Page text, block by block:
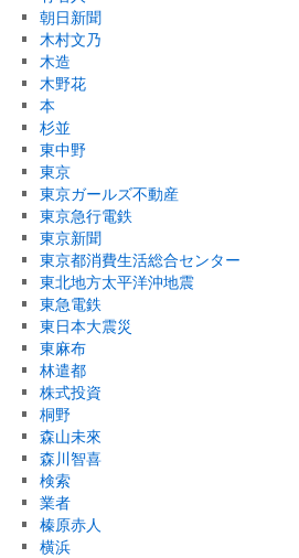
朝日新聞
木村文乃
木造
木野花
本
杉並
東中野
東京
東京ガールズ不動産
東京急行電鉄
東京新聞
東京都消費生活総合センター
東北地方太平洋沖地震
東急電鉄
東日本大震災
東麻布
林遣都
株式投資
桐野
森山未來
森川智喜
検索
業者
榛原赤人
横浜